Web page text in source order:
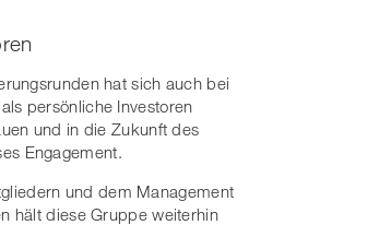
hat sich auch bei
persönliche Investoren
und in die Zukunft des
Engagement.
und dem Management
hält diese Gruppe weiterhin